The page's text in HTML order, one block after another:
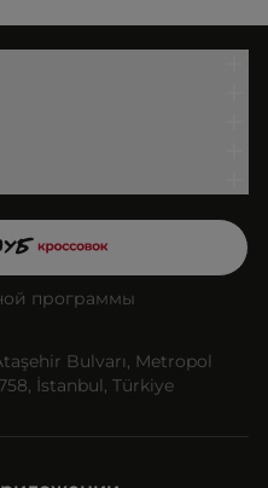
программы
Bulvarı, Metropol
İstanbul, Türkiye